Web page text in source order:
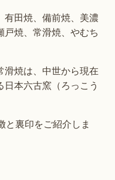
有田焼、備前焼、美濃
焼、常滑焼、やむち
焼は、中世から現在
本六古窯（ろっこう
と裏印をご紹介しま